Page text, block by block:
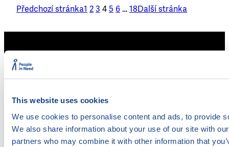
This website uses cookies
We use cookies to personalise content and ads, to provide
We also share information about your use of our site with
partners who may combine it with other information that
Předchozí stránka1 23 45 6…18Další stránka
Legální poskytovatelé úvěrů
Mapa zadlužení
Doložkomat